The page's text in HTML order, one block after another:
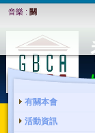
音樂 : 關
有關本會
活動資訊